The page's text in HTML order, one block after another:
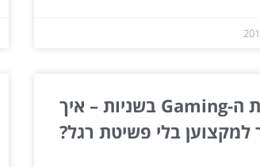
אומנות ה-Gaming בשניות – איך
למקצוען בלי פשיטת רגל?